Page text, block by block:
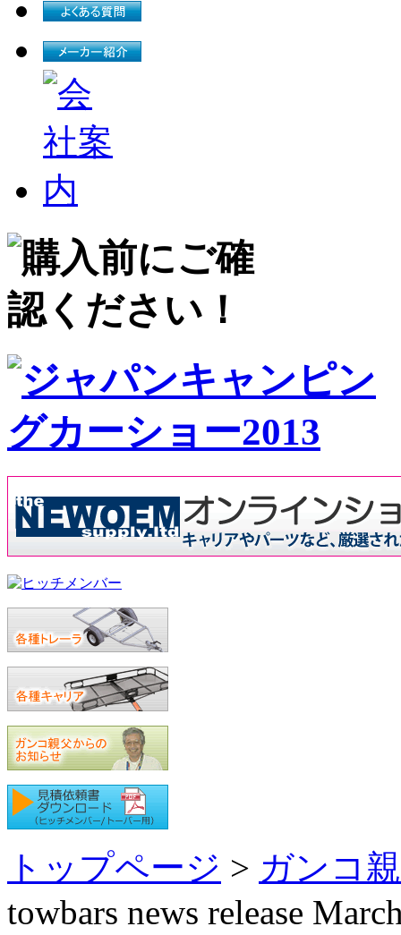
トップページ > ガンコ
towbars news release